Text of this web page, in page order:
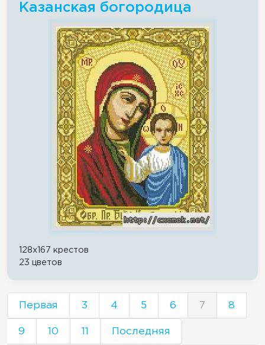
Казанская богородица
128x167 крестов
23 цветов
Первая 3 4 5 6 7 8
9 10 11 Последняя